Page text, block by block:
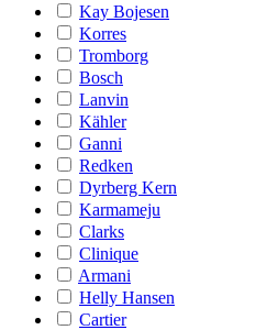
Kay Bojesen
Korres
Tromborg
Bosch
Lanvin
Kähler
Ganni
Redken
Dyrberg Kern
Karmameju
Clarks
Clinique
Armani
Helly Hansen
Cartier